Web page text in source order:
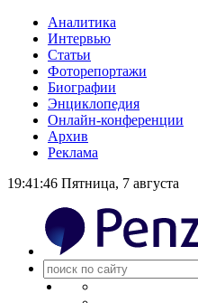
Аналитика
Интервью
Статьи
Фоторепортажи
Биографии
Энциклопедия
Онлайн-конференции
Архив
Реклама
19:41:46 Пятница, 7 августа